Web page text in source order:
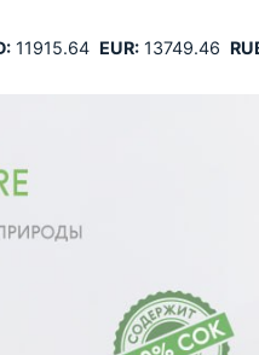
11915.64 EUR:13749.46